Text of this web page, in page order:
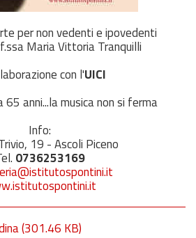
per non vedenti e ipovedenti
Maria Vittoria Tranquilli
con l'UICI
anni...la musica non si ferma
Info:
19 - Ascoli Piceno
0736253169
(301.46 KB)